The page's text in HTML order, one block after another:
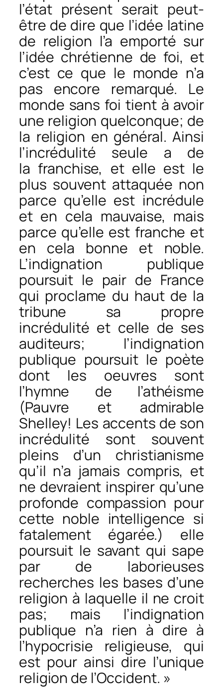
l’état présent serait peut-
être de dire que l’idée latine
de religion l’a emporté sur
l’idée chrétienne de foi, et
c’est ce que le monde n’a
pas encore remarqué. Le
monde sans foi tient à avoir
une religion quelconque; de
la religion en général. Ainsi
l’incrédulité seule a de
la franchise, et elle est le
plus souvent attaquée non
parce qu’elle est incrédule
et en cela mauvaise, mais
parce qu’elle est franche et
en cela bonne et noble.
L’indignation publique
poursuit le pair de France
qui proclame du haut de la
tribune sa propre
incrédulité et celle de ses
auditeurs; l’indignation
publique poursuit le poète
dont les oeuvres sont
l’hymne de l’athéisme
(Pauvre et admirable
Shelley! Les accents de son
incrédulité sont souvent
pleins d’un christianisme
qu’il n’a jamais compris, et
ne devraient inspirer qu’une
profonde compassion pour
cette noble intelligence si
fatalement égarée.) elle
poursuit le savant qui sape
par de laborieuses
recherches les bases d’une
religion à laquelle il ne croit
pas; mais l’indignation
publique n’a rien à dire à
l’hypocrisie religieuse, qui
est pour ainsi dire l’unique
religion de l’Occident. »